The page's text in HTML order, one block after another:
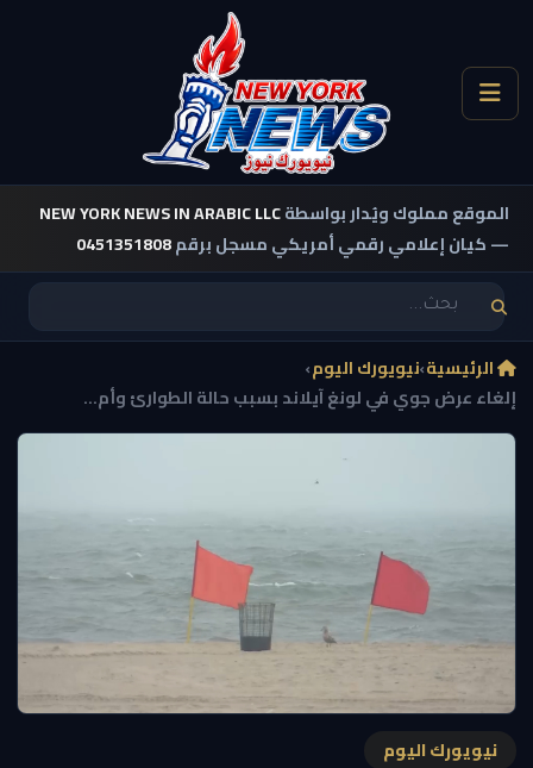
الموقع مملوك ويُدار بواسطةNEW YORK NEWS IN ARABIC LLC
— كيان إعلامي رقمي أمريكي مسجل برقم0451351808
الرئيسية›نيويورك اليوم›
إلغاء عرض جوي في لونغ آيلاند بسبب حالة الطوارئ وأم...
نيويورك اليوم